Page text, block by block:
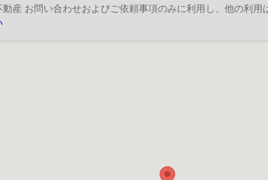
産 お問い合わせおよびご依頼事項のみに利用し、他の利用